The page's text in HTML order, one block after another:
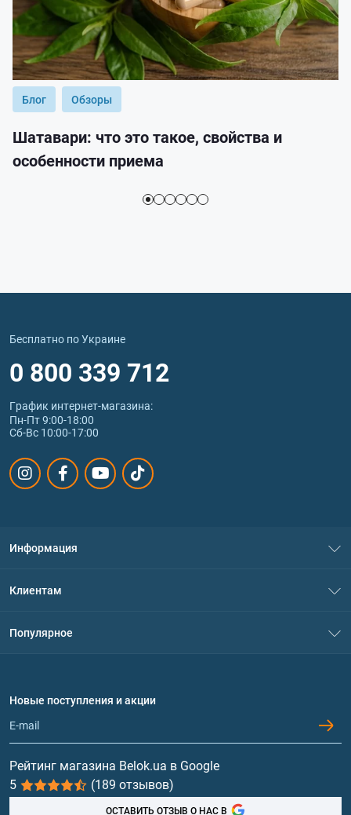
Блог Обзоры
Шатавари: что это такое, свойства и
особенности приема
Бесплатно по Украине
0 800 339 712
График интернет‑магазина:
Пн-Пт 9:00-18:00
Сб-Вс 10:00-17:00
Информация
Политика конфиденциальности
Обмен и возврат
Клиентам
Популярное
Протеин
Гейнеры
Витамины и минералы
Рыбий жир, жирные кислоты
Новые поступления и акции
Рейтинг магазина Belok.ua в Google
5
(189 отзывов)
ОСТАВИТЬ ОТЗЫВ О НАС В